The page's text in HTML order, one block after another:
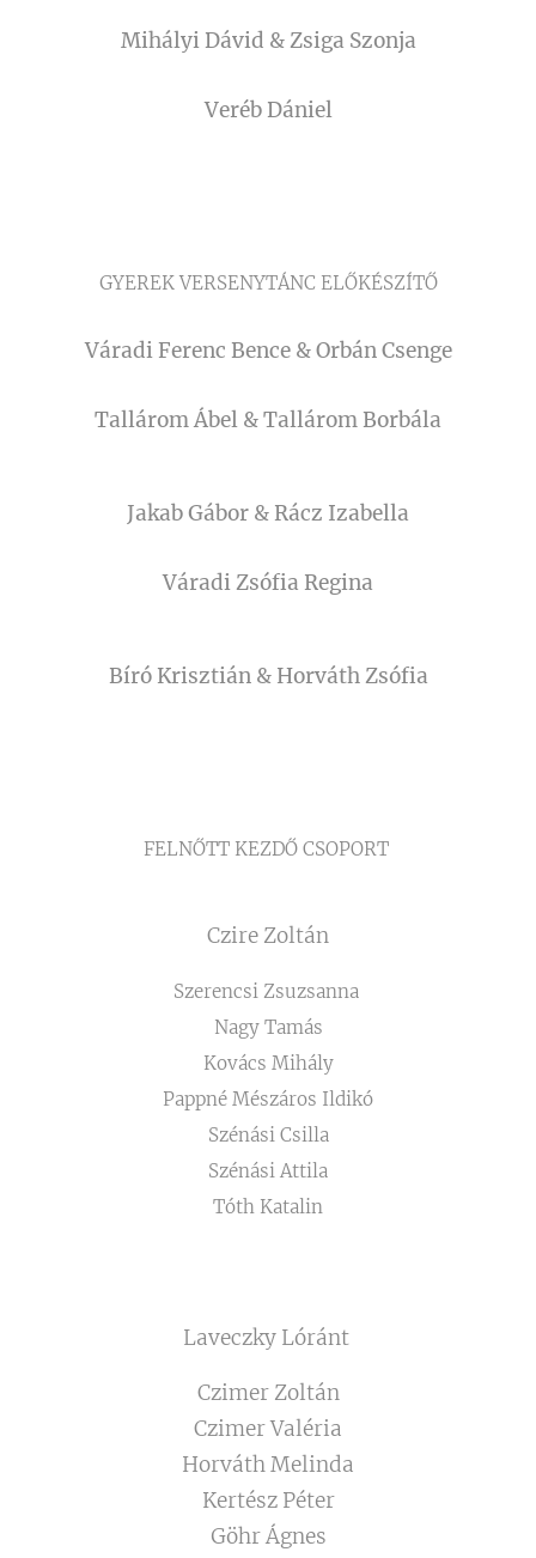
Mihályi Dávid & Zsiga Szonja
Veréb Dániel
GYEREK VERSENYTÁNC ELŐKÉSZÍTŐ
Váradi Ferenc Bence & Orbán Csenge
Tallárom Ábel & Tallárom Borbála
Jakab Gábor & Rácz Izabella
Váradi Zsófia Regina
Bíró Krisztián & Horváth Zsófia
FELNŐTT KEZDŐ CSOPORT
Czire Zoltán
Szerencsi Zsuzsanna
Nagy Tamás
Kovács Mihály
Pappné Mészáros Ildikó
Szénási Csilla
Szénási Attila
Tóth Katalin
Laveczky Lóránt
Czimer Zoltán
Czimer Valéria
Horváth Melinda
Kertész Péter
Göhr Ágnes